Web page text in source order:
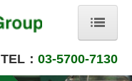
TEL： 03-5700-7130